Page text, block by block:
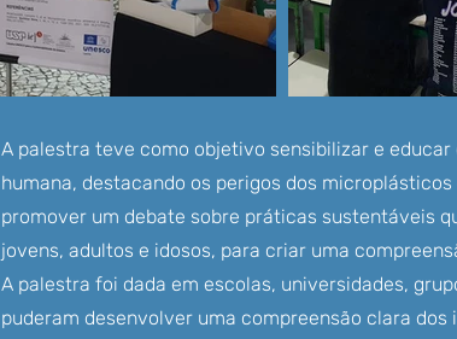
A palestra teve como objetivo sensibilizar e
humana, destacando os perigos dos
promover um debate sobre práticas sustentáveis
jovens, adultos e idosos, para criar uma
A palestra foi dada em escolas, universidades,
puderam desenvolver uma compreensão clara